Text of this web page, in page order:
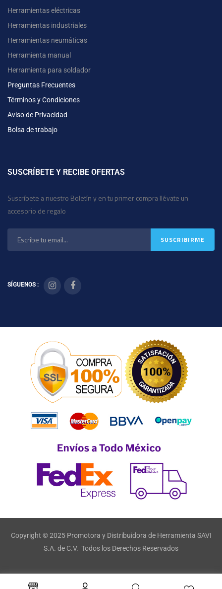
Herramientas eléctricas
Herramientas industriales
Herramientas neumáticas
Herramienta manual
Herramienta para soldador
Preguntas Frecuentes
Términos y Condiciones
Aviso de Privacidad
Bolsa de trabajo
SUSCRÍBETE Y RECIBE OFERTAS
Suscríbete a nuestro Boletín y en tu primer compra llévate un
accesorio de regalo
SÍGUENOS :
Copyright © 2025 Promotora y Distribuidora de Herramienta SAVI
S.A. de C.V. Todos los Derechos Reservados